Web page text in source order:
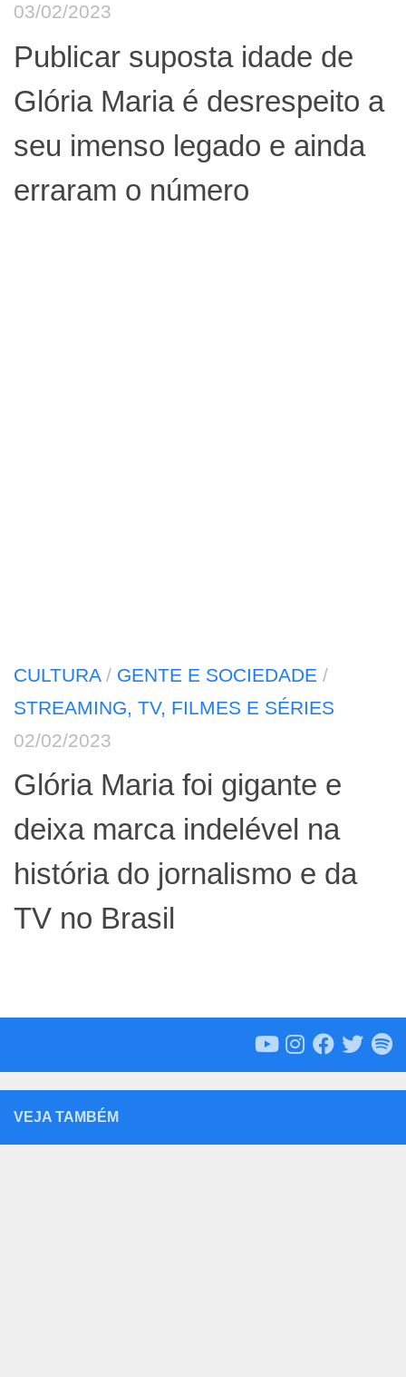
03/02/2023
Publicar suposta idade de
Glória Maria é desrespeito a
seu imenso legado e ainda
erraram o número
CULTURA/ GENTE E SOCIEDADE /
STREAMING, TV, FILMES E SÉRIES
02/02/2023
Glória Maria foi gigante e
deixa marca indelével na
história do jornalismo e da
TV no Brasil
VEJA TAMBÉM